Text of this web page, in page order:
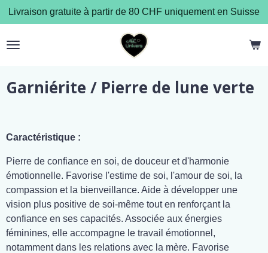
Passer
au
contenu
Livraison gratuite à partir de 80 CHF uniquement en Suisse
Garniérite / Pierre de lune verte
Caractéristique :
Pierre de confiance en soi, de douceur et d'harmonie
émotionnelle. Favorise l'estime de soi, l'amour de soi, la
compassion et la bienveillance. Aide à développer une
vision plus positive de soi-même tout en renforçant la
confiance en ses capacités. Associée aux énergies
féminines, elle accompagne le travail émotionnel,
notamment dans les relations avec la mère. Favorise